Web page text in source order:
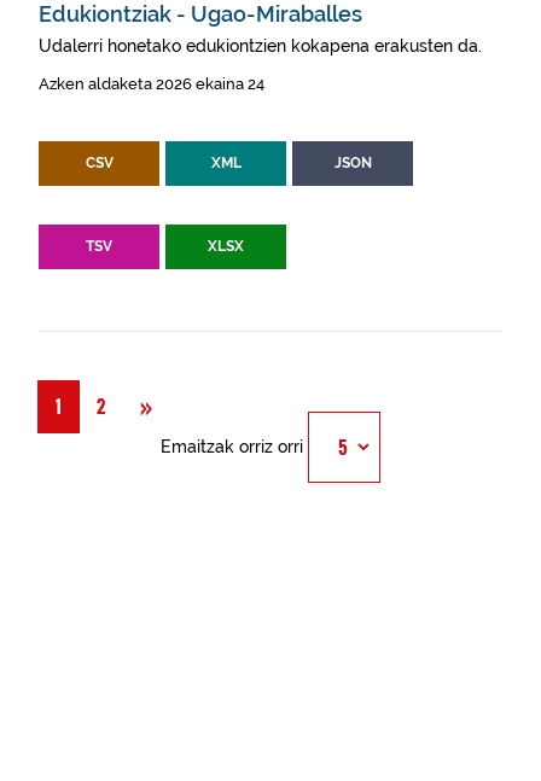
Edukiontziak - Ugao-Miraballes
Udalerri honetako edukiontzien kokapena erakusten da.
Azken aldaketa 2026 ekaina 24
CSV XML JSON
TSV XLSX
1 2 »Hurrengoa
Emaitzak orriz orri